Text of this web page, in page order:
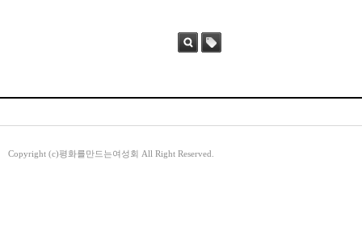
Copyright (c)평화를만드는여성회 All Right Reserved.